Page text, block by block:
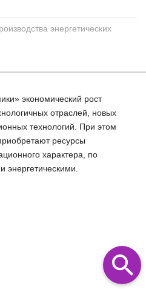
энергетических
экономический рост
отраслей, новых
технологий. При этом
ресурсы
характера, по